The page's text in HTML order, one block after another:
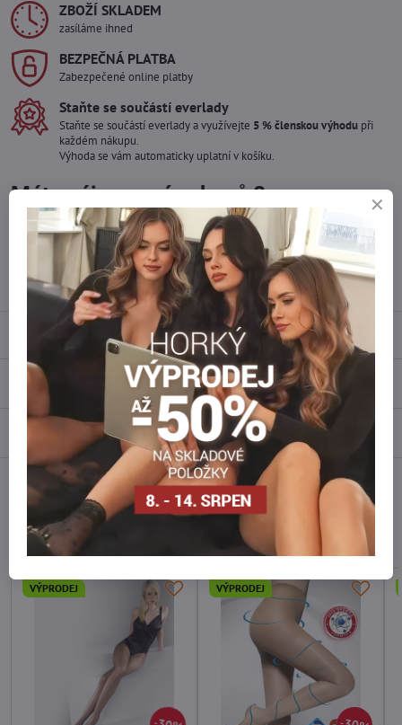
ZBOŽÍ SKLADEM
zasíláme ihned
BEZPEČNÁ PLATBA
Zabezpečené online platby
Staňte se součástí everlady
Staňte se součástí everlady a využívejte 5 % členskou výhodu při
každém nákupu.
Výhoda se vám automaticky uplatní v košíku.
Máte zájem o více kusů ?
Kontaktujte nás na mail, zboží pro Vás doskladníme!
info​@everlady​.eu
Recenze
FacebookTwitter BlueskyPinterestReddit WhatsApp
Alternativní produkty
VÝPRODEJ VÝPRODEJ